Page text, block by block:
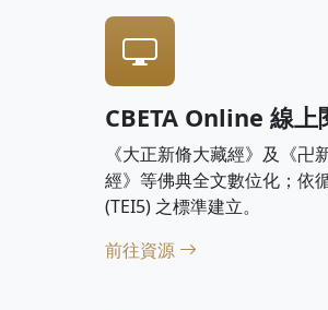
CBETA Online 線上
《大正新脩大藏經》及《卍
經》等佛典全文數位化；依
(TEI5) 之標準建立。
前往資源